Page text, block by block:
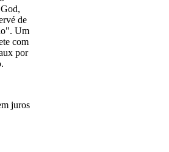
de
Um
com
por
juros